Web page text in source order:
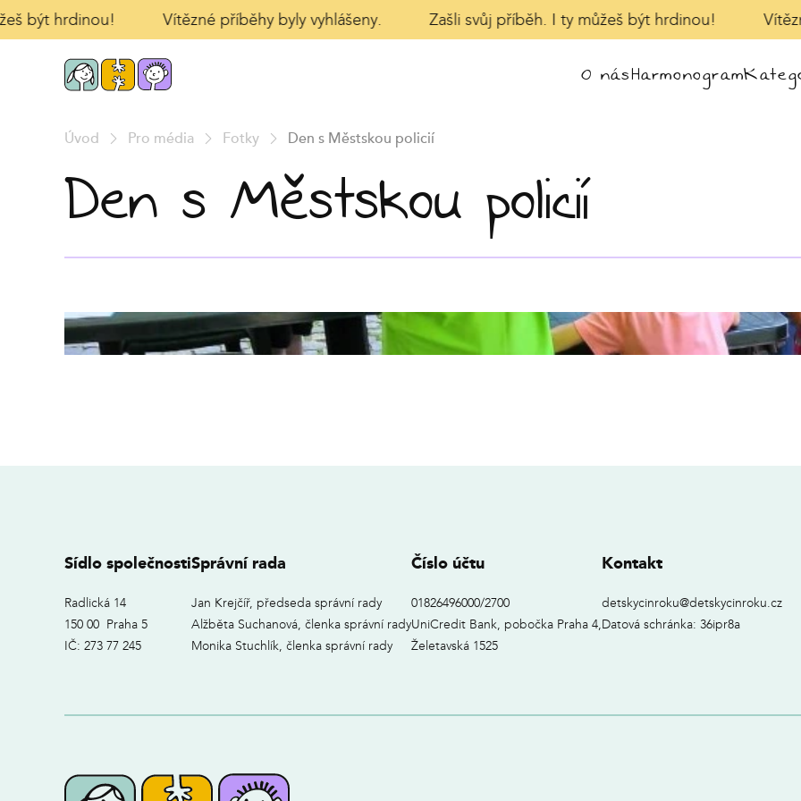
být hrdinou! Vítězné příběhy byly vyhlášeny. Zašli svůj příběh. I ty můžeš být hrdinou!
O násHarmonogram
Úvod Pro média Fotky Den s Městskou policií
Den s Městskou policií
Sídlo společnosti
Radlická 14
150 00 Praha 5
IČ: 273 77 245
Správní rada
Jan Krejčíř, předseda správní rady
Alžběta Suchanová, členka správní rady
Monika Stuchlík, členka správní rady
Číslo účtu
01826496000/2700
UniCredit Bank, pobočka Praha 4,
Želetavská 1525
Kontakt
detskycinroku@detskycinroku.cz
Datová schránka: 36ipr8a